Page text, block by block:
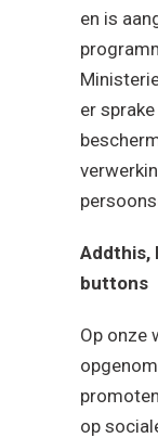
en is
er
Addthis,
buttons
Op onze
op